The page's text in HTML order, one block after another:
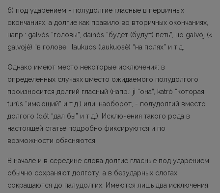
б) под ударением - полудолгие гласные в первичных
окончаниях, а долгие как правило во вторичных окончаниях,
напр.: galvós “головы”, dainós “будет (будут) петь”, но galvój (<
galvojè) “в голове”, laukuos (laukuosè) “на полях” и т.д.
Однако имеют место некоторые исключения: в
определенных случаях вместо ожидаемого полудолгогo
произносится долгий гласный (напр.: jì “она”, katró “которая”,
turùs “имеющий” и т.д.) или, наоборот, - полудолгий вместо
долгого (dót “дал бы” и т.д.). Исключения такого рода в
настоящей статье подробно фиксируются и по
возможности обясняются.
В начале и в середине слова долгие гласные под ударением
обычно сохраняют долготу, а в безударных слогах
сокращаются до палудолгих. Имеются лишь два исключения: